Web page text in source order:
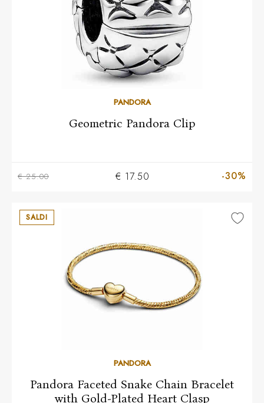
PANDORA
Geometric Pandora Clip
€ 25.00 € 17.50 -30%
SALDI
18 19 20
PANDORA
Pandora Faceted Snake Chain Bracelet
with Gold-Plated Heart Clasp